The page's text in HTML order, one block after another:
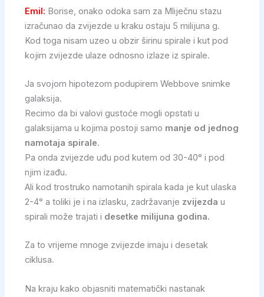
Emil: Borise, onako odoka sam za Mliječnu stazu
izračunao da zvijezde u kraku ostaju 5 milijuna g.
Kod toga nisam uzeo u obzir širinu spirale i kut pod
kojim zvijezde ulaze odnosno izlaze iz spirale.
Ja svojom hipotezom podupirem Webbove snimke
galaksija.
Recimo da bi valovi gustoće mogli opstati u
galaksijama u kojima postoji samo manje od jednog
namotaja spirale.
Pa onda zvijezde uđu pod kutem od 30-40° i pod
njim izađu.
Ali kod trostruko namotanih spirala kada je kut ulaska
2-4° a toliki je i na izlasku, zadržavanje zvijezda u
spirali može trajati i desetke milijuna godina.
Za to vrijeme mnoge zvijezde imaju i desetak
ciklusa.
Na kraju kako objasniti matematički nastanak